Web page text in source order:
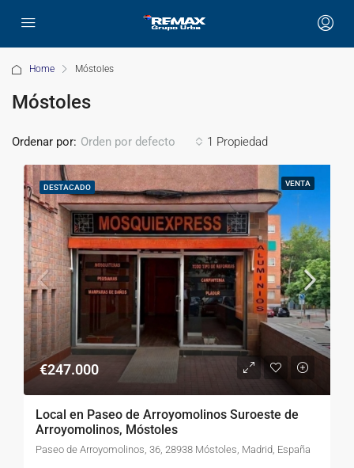
Home Móstoles
Móstoles
1 Propiedad
Ordenar por: Orden por defecto
DESTACADO VENTA
€247.000
Local en Paseo de Arroyomolinos Suroeste de
Arroyomolinos, Móstoles
Paseo de Arroyomolinos, 36, 28938 Móstoles, Madrid, España